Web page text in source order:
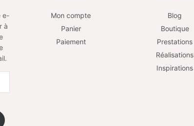
e-
à
Mon compte
Panier
Paiement
Blog
Boutique
Prestations
Réalisations
Inspirations